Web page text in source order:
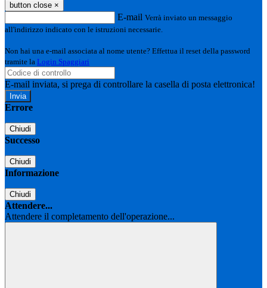
button close ×
E-mail Verrà inviato un messaggio
all'indirizzo indicato con le istruzioni necessarie.
Non hai una e-mail associata al nome utente? Effettua il reset della password
tramite la Login Spaggiari
E-mail inviata, si prega di controllare la casella di posta elettronica!
Errore
Chiudi
Successo
Chiudi
Informazione
Chiudi
Attendere...
Attendere il completamento dell'operazione...